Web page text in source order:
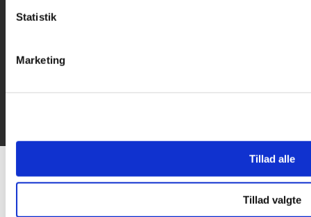
Statistik
Marketing
Tillad alle
Tillad valgte